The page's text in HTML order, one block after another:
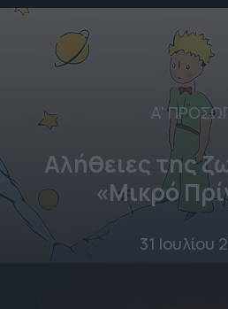
Α'
Αλήθειες της
«Μικρό
31 Ιουλίου